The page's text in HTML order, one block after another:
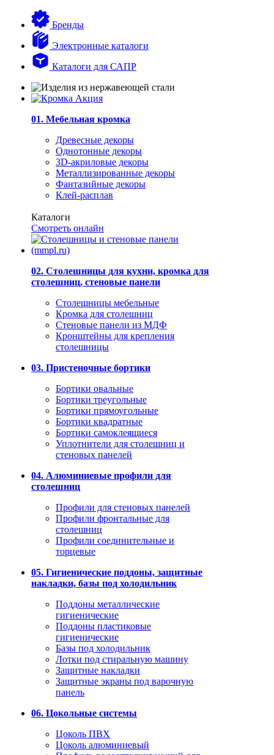
Бренды
Электронные каталоги
Каталоги для САПР
01. Мебельная кромка
Древесные декоры
Однотонные декоры
3D-акриловые декоры
Металлизированные декоры
Фантазийные декоры
Клей-расплав
Каталоги
Смотреть онлайн
02. Столешницы для кухни, кромка для
столешниц, стеновые панели
Столешницы мебельные
Кромка для столешниц
Стеновые панели из МДФ
Кронштейны для крепления
столешницы
03. Пристеночные бортики
Бортики овальные
Бортики треугольные
Бортики прямоугольные
Бортики квадратные
Бортики самоклеящиеся
Уплотнители для столешниц и
стеновых панелей
04. Алюминиевые профили для
столешниц
Профили для стеновых панелей
Профили фронтальные для
столешниц
Профили соединительные и
торцевые
05. Гигиенические поддоны, защитные
накладки, базы под холодильник
Поддоны металлические
гигиенические
Поддоны пластиковые
гигиенические
Базы под холодильник
Лотки под стиральную машину
Защитные накладки
Защитные экраны под варочную
панель
06. Цокольные системы
Цоколь ПВХ
Цоколь алюминиевый